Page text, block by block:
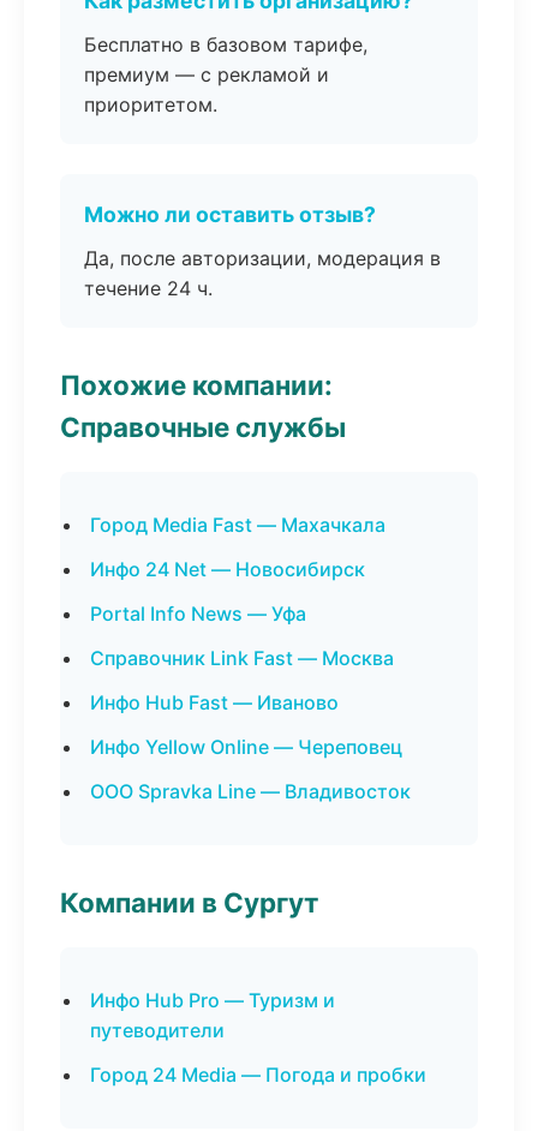
Бесплатно в базовом тарифе,
премиум — с рекламой и
приоритетом.
Можно ли оставить отзыв?
Да, после авторизации, модерация в
течение 24 ч.
Похожие компании:
Справочные службы
Город Media Fast — Махачкала
Инфо 24 Net — Новосибирск
Portal Info News — Уфа
Справочник Link Fast — Москва
Инфо Hub Fast — Иваново
Инфо Yellow Online — Череповец
ООО Spravka Line — Владивосток
Компании в Сургут
Инфо Hub Pro — Туризм и
путеводители
Город 24 Media — Погода и пробки